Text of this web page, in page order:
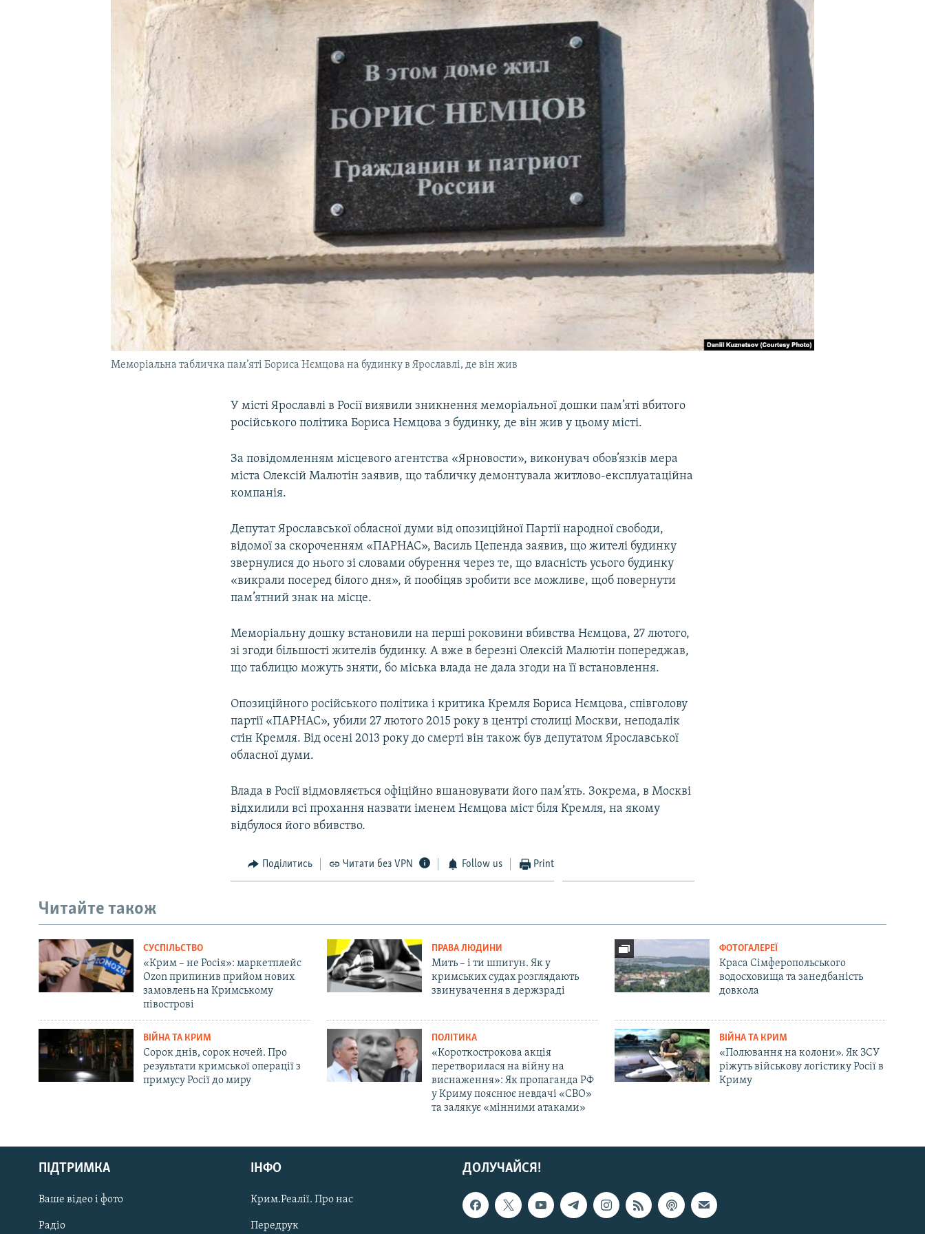
Русский
Qırımtatar
ДОЛУЧАЙСЯ!
Меморіальна табличка пам’яті Бориса Нємцова на будинку в Ярославлі, де він жив
У місті Ярославлі в Росії виявили зникнення меморіальної дошки пам’яті вбитого
російського політика Бориса Нємцова з будинку, де він жив у цьому місті.
За повідомленням місцевого агентства «Ярновости», виконувач обов’язків мера
міста Олексій Малютін заявив, що табличку демонтувала житлово-експлуатаційна
компанія.
Депутат Ярославської обласної думи від опозиційної Партії народної свободи,
відомої за скороченням «ПАРНАС», Василь Цепенда заявив, що жителі будинку
звернулися до нього зі словами обурення через те, що власність усього будинку
«викрали посеред білого дня», й пообіцяв зробити все можливе, щоб повернути
пам’ятний знак на місце.
Меморіальну дошку встановили на перші роковини вбивства Нємцова, 27 лютого,
зі згоди більшості жителів будинку. А вже в березні Олексій Малютін попереджав,
що таблицю можуть зняти, бо міська влада не дала згоди на її встановлення.
Опозиційного російського політика і критика Кремля Бориса Нємцова, співголову
партії «ПАРНАС», убили 27 лютого 2015 року в центрі столиці Москви, неподалік
стін Кремля. Від осені 2013 року до смерті він також був депутатом Ярославської
обласної думи.
Влада в Росії відмовляється офіційно вшановувати його пам’ять. Зокрема, в Москві
відхилили всі прохання назвати іменем Нємцова міст біля Кремля, на якому
відбулося його вбивство.
Поділитись Читати без VPN Follow us Print
Читайте також
СУСПІЛЬСТВО
«Крим – не Росія»: маркетплейс
Ozon припинив прийом нових
замовлень на Кримському
півострові
ПРАВА ЛЮДИНИ
Мить – і ти шпигун. Як у
кримських судах розглядають
звинувачення в держзраді
ФОТОГАЛЕРЕЇ
Краса Сімферопольського
водосховища та занедбаність
довкола
ВІЙНА ТА КРИМ
Сорок днів, сорок ночей. Про
результати кримської операції з
примусу Росії до миру
ПОЛІТИКА
«Короткострокова акція
перетворилася на війну на
виснаження»: Як пропаганда РФ
у Криму пояснює невдачі «СВО»
та залякує «мінними атаками»
ВІЙНА ТА КРИМ
«Полювання на колони». Як ЗСУ
ріжуть військову логістику Росії в
Криму
ДОЛУЧАЙСЯ!
ПІДТРИМКА
Ваше відео і фото
Радіо
ІНФО
Крим.Реалії. Про нас
Передрук